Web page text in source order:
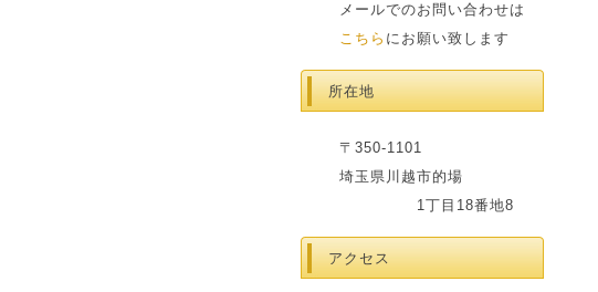
メールでのお問い合わせは
こちら にお願い致します
所在地
〒350-1101
埼玉県川越市的場
1丁目18番地8
アクセス